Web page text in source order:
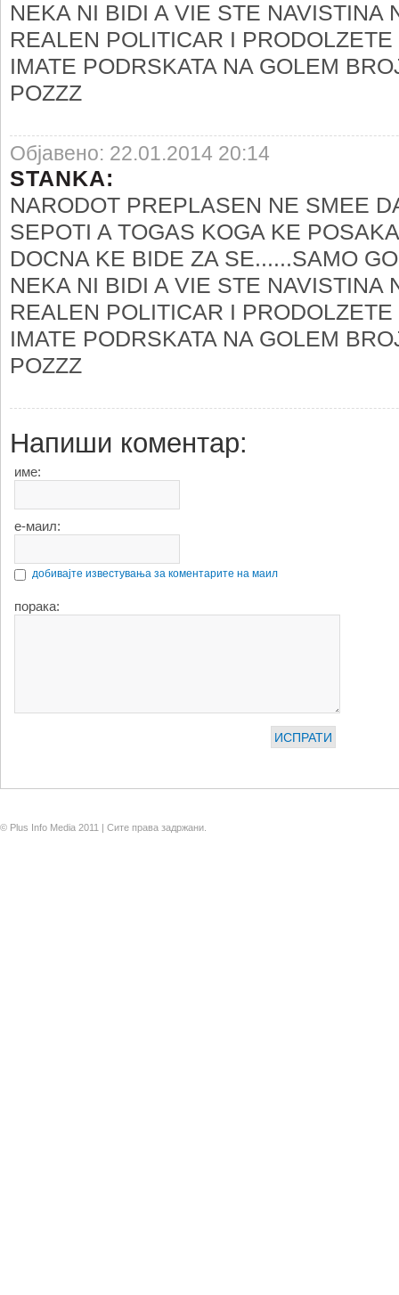
NEKA NI BIDI A VIE STE NAVISTINA
REALEN POLITICAR I
IMATE PODRSKATA NA GOLEM
POZZZ
Објавено: 22.01.2014 20:14
STANKA:
NARODOT PREPLASEN NE SMEE
SEPOTI A TOGAS KOGA KE
DOCNA KE BIDE ZA SE......SAMO
NEKA NI BIDI A VIE STE NAVISTINA
REALEN POLITICAR I
IMATE PODRSKATA NA GOLEM
POZZZ
Напиши коментар:
име:
е-маил:
добивајте известувања за коментарите на маил
порака:
© Plus Info Media 2011 | Сите права задржани.